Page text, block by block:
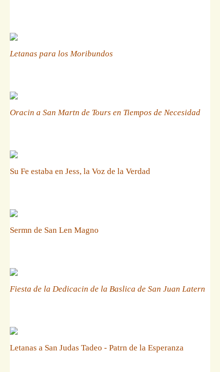
Letanas para los Moribundos
Oracin a San Martn de Tours en Tiempos de Necesidad
Su Fe estaba en Jess, la Voz de la Verdad
Sermn de San Len Magno
Fiesta de la Dedicacin de la Baslica de San Juan Latern
Letanas a San Judas Tadeo - Patrn de la Esperanza